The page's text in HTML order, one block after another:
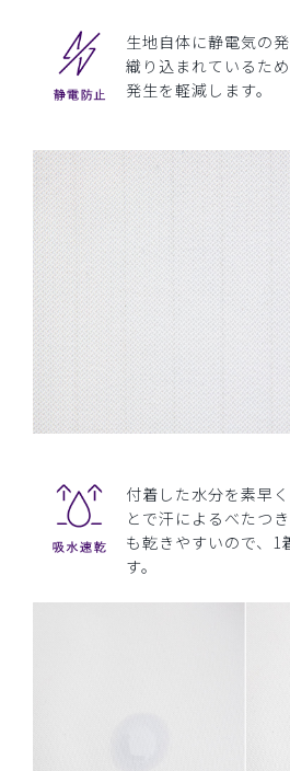
生地自体に静電気の
織り込まれているた
発生を軽減します。
付着した水分を素早
とで汗によるべたつ
も乾きやすいので、1
す。